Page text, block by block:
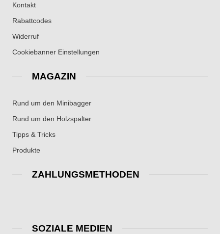
Kontakt
Rabattcodes
Widerruf
Cookiebanner Einstellungen
MAGAZIN
Rund um den Minibagger
Rund um den Holzspalter
Tipps & Tricks
Produkte
ZAHLUNGSMETHODEN
SOZIALE MEDIEN